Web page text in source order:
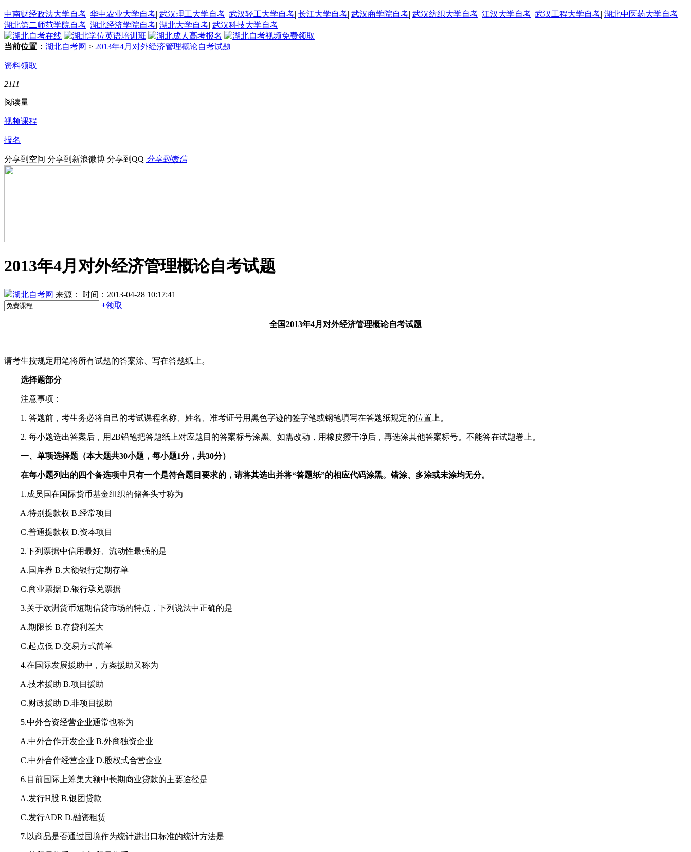
中南财经政法大学自考| 华中农业大学自考| 武汉理工大学自考| 武汉轻工大学自考| 长江大学自考| 武汉商学院自考| 武汉纺织大学自考| 江汉大学自考| 武汉工程大学自考| 湖北中医药大学自考|
湖北第二师范学院自考| 湖北经济学院自考| 湖北大学自考| 武汉科技大学自考
当前位置： 湖北自考网 > 2013年4月对外经济管理概论自考试题
资料领取
2111
阅读量
视频课程
报名
分享到空间 分享到新浪微博 分享到QQ 分享到微信
2013年4月对外经济管理概论自考试题
湖北自考网 来源：
时间：2013-04-28 10:17:41
+领取
全国2013年4月对外经济管理概论自考试题
请考生按规定用笔将所有试题的答案涂、写在答题纸上。
选择题部分
注意事项：
1. 答题前，考生务必将自己的考试课程名称、姓名、准考证号用黑色字迹的签字笔或钢笔填写在答题纸规定的位置上。
2. 每小题选出答案后，用2B铅笔把答题纸上对应题目的答案标号涂黑。如需改动，用橡皮擦干净后，再选涂其他答案标号。不能答在试题卷上。
一、单项选择题（本大题共30小题，每小题1分，共30分）
在每小题列出的四个备选项中只有一个是符合题目要求的，请将其选出并将“答题纸”的相应代码涂黑。错涂、多涂或未涂均无分。
1.成员国在国际货币基金组织的储备头寸称为
A.特别提款权 B.经常项目
C.普通提款权 D.资本项目
2.下列票据中信用最好、流动性最强的是
A.国库券 B.大额银行定期存单
C.商业票据 D.银行承兑票据
3.关于欧洲货币短期信贷市场的特点，下列说法中正确的是
A.期限长 B.存贷利差大
C.起点低 D.交易方式简单
4.在国际发展援助中，方案援助又称为
A.技术援助 B.项目援助
C.财政援助 D.非项目援助
5.中外合资经营企业通常也称为
A.中外合作开发企业 B.外商独资企业
C.中外合作经营企业 D.股权式合营企业
6.目前国际上筹集大额中长期商业贷款的主要途径是
A.发行H股 B.银团贷款
C.发行ADR D.融资租赁
7.以商品是否通过国境作为统计进出口标准的统计方法是